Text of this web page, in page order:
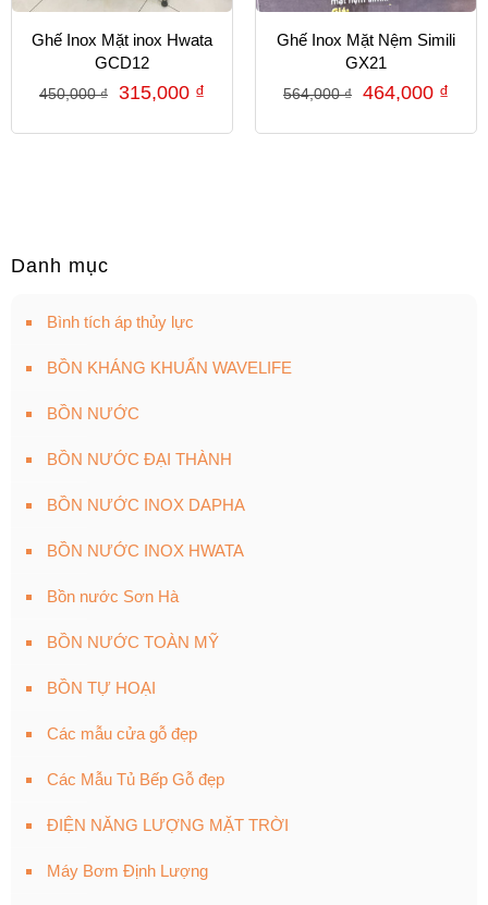
Ghế Inox Mặt inox Hwata
GCD12
450,000₫ 315,000 ₫
Ghế Inox Mặt Nệm Simili
GX21
564,000₫ 464,000 ₫
Danh mục
Bình tích áp thủy lực
BỒN KHÁNG KHUẨN WAVELIFE
BỒN NƯỚC
BỒN NƯỚC ĐẠI THÀNH
BỒN NƯỚC INOX DAPHA
BỒN NƯỚC INOX HWATA
Bồn nước Sơn Hà
BỒN NƯỚC TOÀN MỸ
BỒN TỰ HOẠI
Các mẫu cửa gỗ đẹp
Các Mẫu Tủ Bếp Gỗ đẹp
ĐIỆN NĂNG LƯỢNG MẶT TRỜI
Máy Bơm Định Lượng